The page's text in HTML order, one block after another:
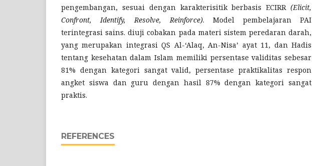
pengembangan, sesuai dengan karakterisitik berbasis ECIRR (Elicit,
Confront, Identify, Resolve, Reinforce). Model pembelajaran PAI
terintegrasi sains. diuji cobakan pada materi sistem peredaran darah,
yang merupakan integrasi QS Al-‘Alaq, An-Nisa’ ayat 11, dan Hadis
tentang kesehatan dalam Islam memiliki persentase validitas sebesar
81% dengan kategori sangat valid, persentase praktikalitas respon
angket siswa dan guru dengan hasil 87% dengan kategori sangat
praktis.
REFERENCES